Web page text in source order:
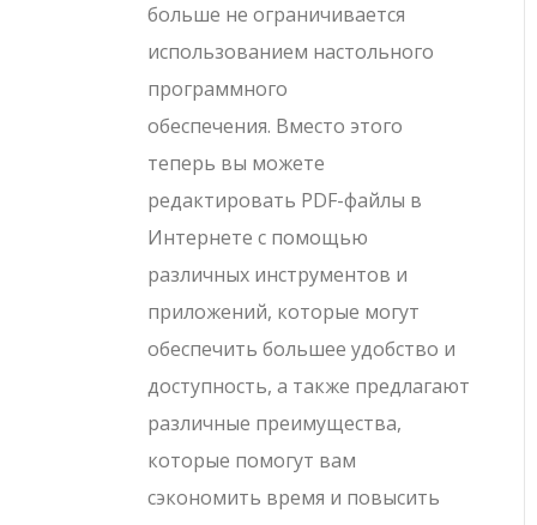
больше не ограничивается
использованием настольного
программного
обеспечения. Вместо этого
теперь вы можете
редактировать PDF-файлы в
Интернете с помощью
различных инструментов и
приложений, которые могут
обеспечить большее удобство и
доступность, а также предлагают
различные преимущества,
которые помогут вам
сэкономить время и повысить